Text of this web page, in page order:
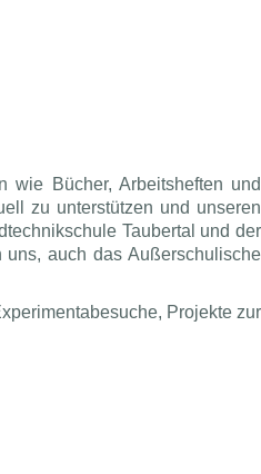
wie Bücher, Arbeitsheften und
zu unterstützen und unseren
Taubertal und der
auch das Außerschulische
Projekte zur